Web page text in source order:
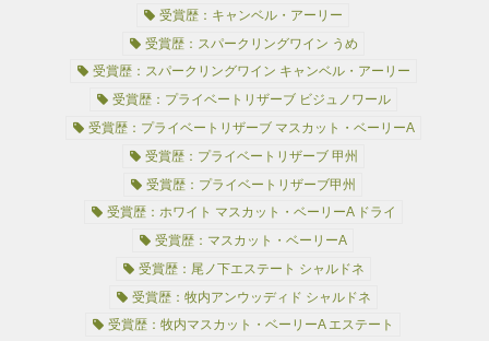
受賞歴：キャンベル・アーリー
受賞歴：スパークリングワイン うめ
受賞歴：スパークリングワイン キャンベル・アーリー
受賞歴：プライベートリザーブ ビジュノワール
受賞歴：プライベートリザーブ マスカット・ベーリーA
受賞歴：プライベートリザーブ 甲州
受賞歴：プライベートリザーブ甲州
受賞歴：ホワイト マスカット・ベーリーA ドライ
受賞歴：マスカット・ベーリーA
受賞歴：尾ノ下エステート シャルドネ
受賞歴：牧内アンウッディド シャルドネ
受賞歴：牧内マスカット・ベーリーA エステート